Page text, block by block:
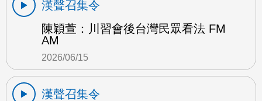
漢聲召集令
陳穎萱：川習會後台灣民眾看法 FM
AM
2026/06/15
漢聲召集令